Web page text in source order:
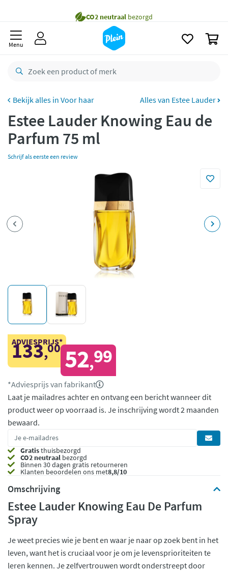
besteld,
Gratisretourneren
Betaal met Klarna
Menu
Voor haar Alles van Estee Lauder
Estee Lauder Knowing Eau de
Parfum 75 ml
Schrijf als eerste een review
ADVIESPRIJS*
133,00 52,99
*Adviesprijs van fabrikant
Laat je mailadres achter en ontvang een bericht wanneer dit
product weer op voorraad is. Je inschrijving wordt 2 maanden
bewaard.
Gratisthuisbezorgd
CO2 neutraal bezorgd
Binnen 30 dagen gratis retourneren
Klanten beoordelen ons met8,8/10
Omschrijving
Estee Lauder Knowing Eau De Parfum
Spray
Je weet precies wie je bent en waar je naar op zoek bent in het
leven, want het is cruciaal voor je om je levensprioriteiten te
leren kennen. Je zelfvertrouwen wordt onderstreept door